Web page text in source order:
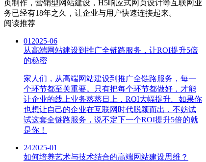
页制作，营销型网站建设，H5响应式网页设计等互联网业
务已经有18年之久，让企业与用户快速连接起来。
阅读推荐
01 2025-06
从高端网站建设到推广全链路服务，让ROI提升5倍
的秘密
家人们，从高端网站建设到推广全链路服务，每一
个环节都至关重要。只有把每个环节都做好，才能
让企业的线上业务蒸蒸日上，ROI大幅提升。如果你
也想让自己的企业在互联网时代脱颖而出，不妨试
试这套全链路服务，说不定下一个ROI提升5倍的就
是你！
242025-01
如何培养艺术与技术结合的高端网站建设思维？